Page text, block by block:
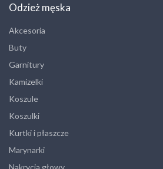
Odzież męska
Akcesoria
Buty
Garnitury
Kamizelki
Koszule
Koszulki
Kurtki i płaszcze
Marynarki
Nakrycia głowy